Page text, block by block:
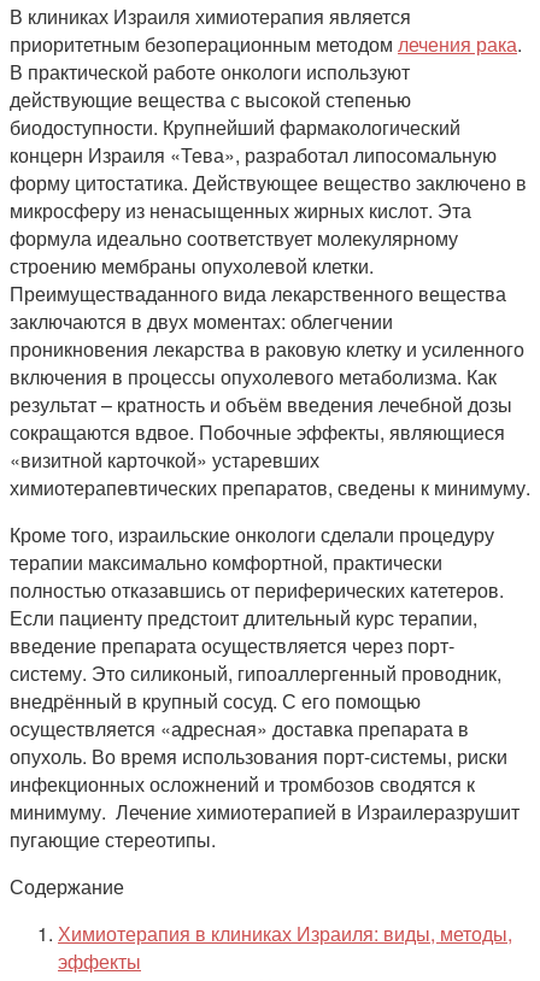
В клиниках Израиля химиотерапия является
приоритетным безоперационным методом лечения рака.
В практической работе онкологи используют
действующие вещества с высокой степенью
биодоступности. Крупнейший фармакологический
концерн Израиля «Тева», разработал липосомальную
форму цитостатика. Действующее вещество заключено в
микросферу из ненасыщенных жирных кислот. Эта
формула идеально соответствует молекулярному
строению мембраны опухолевой клетки.
Преимуществаданного вида лекарственного вещества
заключаются в двух моментах: облегчении
проникновения лекарства в раковую клетку и усиленного
включения в процессы опухолевого метаболизма. Как
результат – кратность и объём введения лечебной дозы
сокращаются вдвое. Побочные эффекты, являющиеся
«визитной карточкой» устаревших
химиотерапевтических препаратов, сведены к минимуму.
Кроме того, израильские онкологи сделали процедуру
терапии максимально комфортной, практически
полностью отказавшись от периферических катетеров.
Если пациенту предстоит длительный курс терапии,
введение препарата осуществляется через порт-
систему. Это силиконый, гипоаллергенный проводник,
внедрённый в крупный сосуд. С его помощью
осуществляется «адресная» доставка препарата в
опухоль. Во время использования порт-системы, риски
инфекционных осложнений и тромбозов сводятся к
минимуму. Лечение химиотерапией в Израилеразрушит
пугающие стереотипы.
Содержание
Химиотерапия в клиниках Израиля: виды, методы,
эффекты